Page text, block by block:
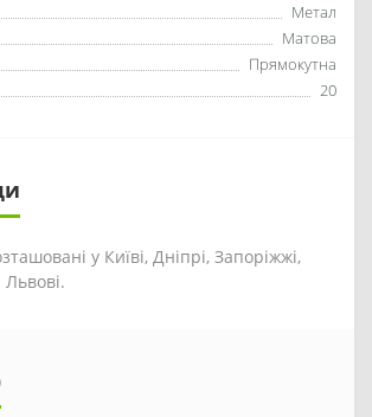
Метал
Матова
Прямокутна
20
у Київі, Дніпрі, Запоріжжі,
Львові.